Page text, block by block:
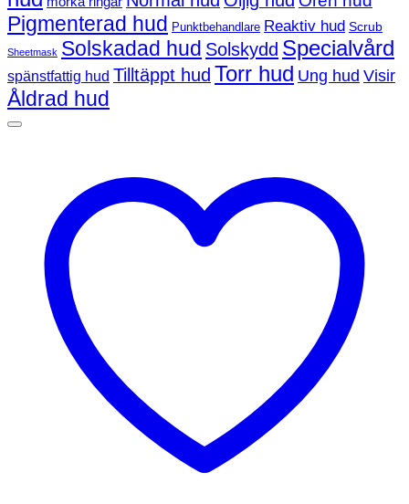
Pigmenterad hud Punktbehandlare Reaktiv hud Scrub
Sheetmask Solskadad hud Solskydd Specialvård
spänstfattig hud Tilltäppt hud Torr hud Ung hud Visir
Åldrad hud